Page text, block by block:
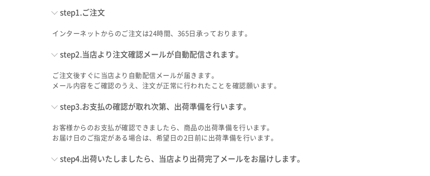
step1.ご注文
インターネットからのご注文は24時間、365日承っております。
step2.当店より注文確認メールが自動配信されます。
ご注文後すぐに当店より自動配信メールが届きます。
メール内容をご確認のうえ、注文が正常に行われたことを確認願います。
step3.お支払の確認が取れ次第、出荷準備を行います。
お客様からのお支払が確認できましたら、商品の出荷準備を行います。
お届け日のご指定がある場合は、希望日の2日前に出荷準備を行います。
step4.出荷いたしましたら、当店より出荷完了メールをお届けします。